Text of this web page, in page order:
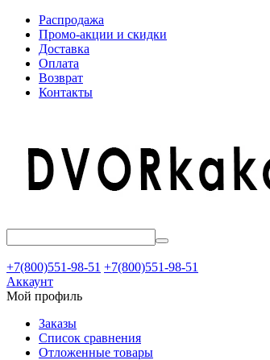
Распродажа
Промо-акции и скидки
Доставка
Оплата
Возврат
Контакты
+7(800)551-98-51 +7(800)551-98-51
Аккаунт
Мой профиль
Заказы
Список сравнения
Отложенные товары